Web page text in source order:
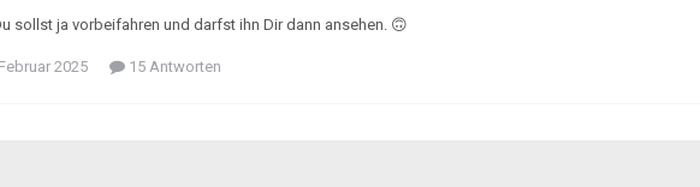
sollst ja vorbeifahren und darfst ihn Dir dann ansehen. 🙃
2025 15 Antworten